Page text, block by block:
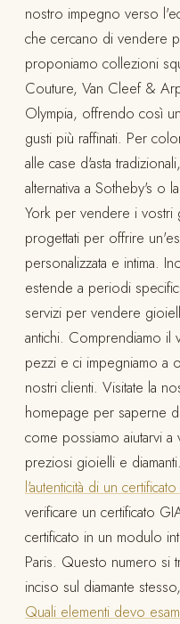
nostro impegno verso
che cercano di vendere
proponiamo collezioni
Couture, Van Cleef &
Olympia, offrendo così
gusti più raffinati. Per
alle case d'asta
alternativa a Sotheby's o
York per vendere i
progettati per offrire
personalizzata e intima.
estende a periodi
servizi per vendere
antichi. Comprendiamo il
pezzi e ci impegniamo a
nostri clienti. Visitate la
homepage per saperne
come possiamo aiutarvi
preziosi gioielli e diamanti.
l'autenticità di un
verificare un certificato
certificato in un modulo
Paris. Questo numero si
inciso sul diamante
Quali elementi devo